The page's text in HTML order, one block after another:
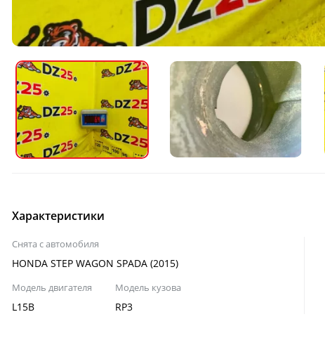
Характеристики
Снята с автомобиля
HONDA STEP WAGON SPADA (2015)
Модель двигателя
L15B
Модель кузова
RP3